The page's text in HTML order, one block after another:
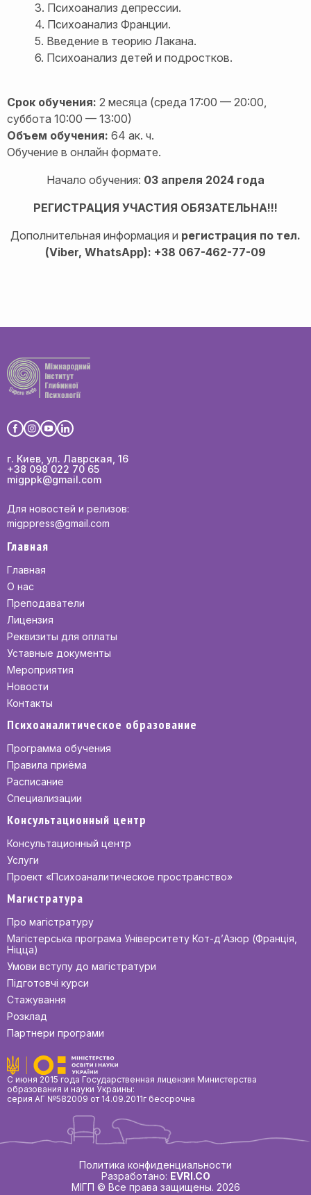
3. Психоанализ депрессии.
4. Психоанализ Франции.
5. Введение в теорию Лакана.
6. Психоанализ детей и подростков.
Срок обучения: 2 месяца (среда 17:00 — 20:00,
суббота 10:00 — 13:00)
Объем обучения: 64 ак. ч.
Обучение в онлайн формате.
Начало обучения: 03 апреля 2024 года
РЕГИСТРАЦИЯ УЧАСТИЯ ОБЯЗАТЕЛЬНА!!!
Дополнительная информация и регистрация по тел.
(Viber, WhatsApp): +38 067-462-77-09
г. Киев, ул. Лаврская, 16
+38 098 022 70 65
migppk@gmail.com
Для новостей и релизов:
migppress@gmail.com
Главная
Главная
О нас
Преподаватели
Лицензия
Реквизиты для оплаты
Уставные документы
Мероприятия
Новости
Контакты
Психоаналитическое образование
Программа обучения
Правила приёма
Расписание
Специализации
Консультационный центр
Консультационный центр
Услуги
Проект «Психоаналитическое пространство»
Магистратура
Про магістратуру
Магістерська програма Університету Кот-д’Азюр (Франція,
Ніцца)
Умови вступу до магістратури
Підготовчі курси
Стажування
Розклад
Партнери програми
С июня 2015 года Государственная лицензия Министерства
образования и науки Украины:
серия АГ №582009 от 14.09.2011г бессрочна
МІГП © Все права защищены. 2026
Политика конфиденциальности
Разработано: EVRI.CO